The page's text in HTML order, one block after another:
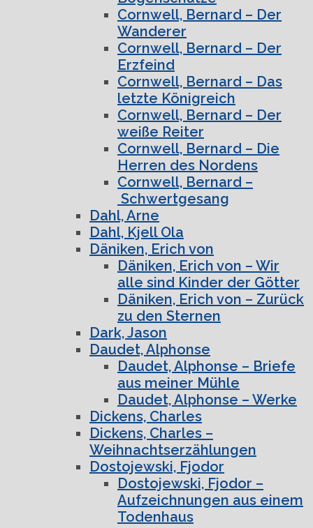
Cornwell, Bernard – Der
Wanderer
Cornwell, Bernard – Der
Erzfeind
Cornwell, Bernard – Das
letzte Königreich
Cornwell, Bernard – Der
weiße Reiter
Cornwell, Bernard – Die
Herren des Nordens
Cornwell, Bernard –
Schwertgesang
Dahl, Arne
Dahl, Kjell Ola
Däniken, Erich von
Däniken, Erich von – Wir
alle sind Kinder der Götter
Däniken, Erich von – Zurück
zu den Sternen
Dark, Jason
Daudet, Alphonse
Daudet, Alphonse – Briefe
aus meiner Mühle
Daudet, Alphonse – Werke
Dickens, Charles
Dickens, Charles –
Weihnachtserzählungen
Dostojewski, Fjodor
Dostojewski, Fjodor –
Aufzeichnungen aus einem
Todenhaus